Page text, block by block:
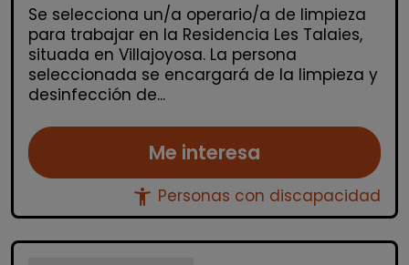
Se selecciona un/a operario/a de limpieza
para trabajar en la Residencia Les Talaies,
situada en Villajoyosa. La persona
seleccionada se encargará de la limpieza y
desinfección de...
Me interesa
accessibility_new Personas con discapacidad